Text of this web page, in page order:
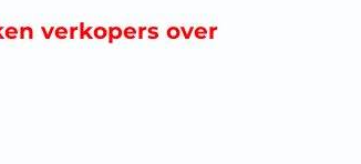
verkopers over